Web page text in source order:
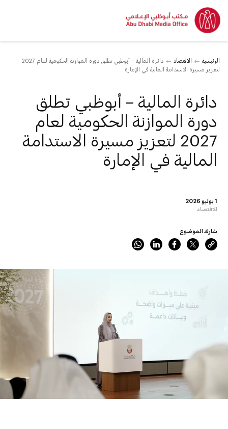
الرئيسية الاقتصاد
دائرة المالية – أبوظبي تطلق دورة الموازنة الحكومية لعام 2027
لتعزيز مسيرة الاستدامة المالية في الإمارة
الاقتصاد
دائرة المالية – أبوظبي تطلق
دورة الموازنة الحكومية لعام
2027 لتعزيز مسيرة الاستدامة
المالية في الإمارة
شارك الموضوع